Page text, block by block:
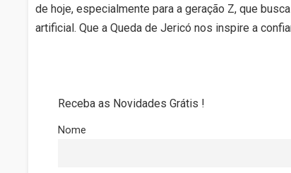
de hoje, especialmente para a geração Z, que
artificial. Que a Queda de Jericó nos inspire a
Receba as Novidades Grátis !
Nome